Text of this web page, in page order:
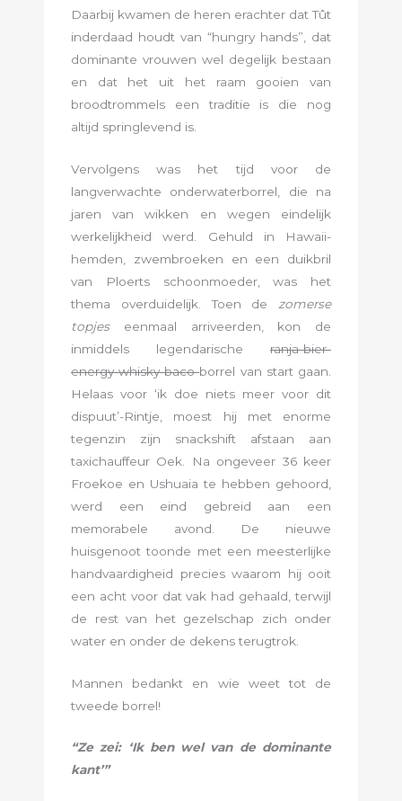
Daarbij kwamen de heren erachter dat Tût
inderdaad houdt van “hungry hands”, dat
dominante vrouwen wel degelijk bestaan
en dat het uit het raam gooien van
broodtrommels een traditie is die nog
altijd springlevend is.
Vervolgens was het tijd voor de
langverwachte onderwaterborrel, die na
jaren van wikken en wegen eindelijk
werkelijkheid werd. Gehuld in Hawaii-
hemden, zwembroeken en een duikbril
van Ploerts schoonmoeder, was het
thema overduidelijk. Toen de zomerse
topjeseenmaal arriveerden, kon de
inmiddels legendarische ranja-bier-
energy-whisky-bacoborrel van start gaan.
Helaas voor ‘ik doe niets meer voor dit
dispuut’-Rintje, moest hij met enorme
tegenzin zijn snackshift afstaan aan
taxichauffeur Oek. Na ongeveer 36 keer
Froekoe en Ushuaia te hebben gehoord,
werd een eind gebreid aan een
memorabele avond. De nieuwe
huisgenoot toonde met een meesterlijke
handvaardigheid precies waarom hij ooit
een acht voor dat vak had gehaald, terwijl
de rest van het gezelschap zich onder
water en onder de dekens terugtrok.
Mannen bedankt en wie weet tot de
tweede borrel!
“Ze zei: ‘Ik ben wel van de dominante
kant’”